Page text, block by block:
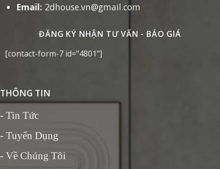
Email: 2dhouse.vn@gmail.com
ĐĂNG KÝ NHẬN TƯ VẤN - BÁO GIÁ
[contact-form-7 id="4801"]
THÔNG TIN
- Tin Tức
- Tuyển Dụng
- Về Chúng Tôi